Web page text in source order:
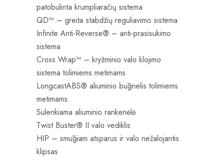
patobulinta krumpliaračių sistema
QD™ – greita stabdžių reguliavimo sistema
Infinite Anti-Reverse® – anti-prasisukimo
sistema
Cross Wrap™ – kryžminio valo klojimo
sistema tolimiems metimams
LongcastABS® aliuminio būgnelis tolimiems
metimams
Sulenkiama aliuminio rankenėlė
Twist Buster® II valo vediklis
HIP – smūgiam atsparus ir valo nežalojantis
klipsas